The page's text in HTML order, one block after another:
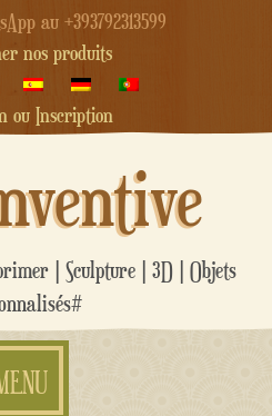
au +393792313599
nos produits
ou Inscription
| Sculpture | 3D | Objets